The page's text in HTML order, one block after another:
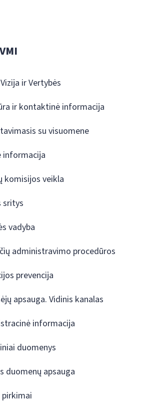
ir Vertybės
ir kontaktinė informacija
su visuomene
informacija
komisijos veikla
sritys
vadyba
administravimo procedūros
prevencija
apsauga. Vidinis kanalas
informacija
duomenys
duomenų apsauga
pirkimai